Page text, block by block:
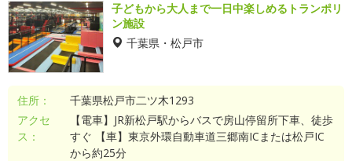
子どもから大人まで一日中楽しめるトランポリ
ン施設
千葉県・松戸市
住所：
千葉県松戸市二ツ木1293
アクセ
ス：
【電車】JR新松戸駅からバスで房山停留所下車、徒歩
すぐ 【車】東京外環自動車道三郷南ICまたは松戸IC
から約25分